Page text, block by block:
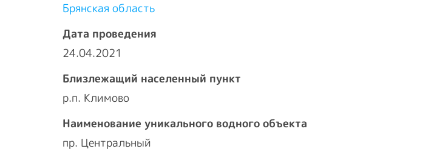
Брянская область
Дата проведения
24.04.2021
Близлежащий населенный пункт
р.п. Климово
Наименование уникального водного объекта
пр. Центральный